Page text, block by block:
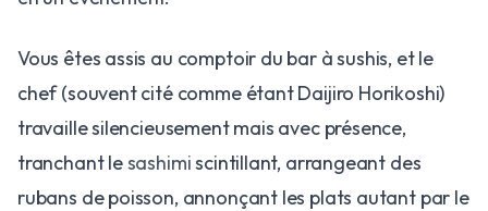
Vous êtes assis au comptoir du bar à sushis, et le
chef (souvent cité comme étant Daijiro Horikoshi)
travaille silencieusement mais avec présence,
tranchant lesashimiscintillant, arrangeant des
rubans de poisson, annonçant les plats autant par le